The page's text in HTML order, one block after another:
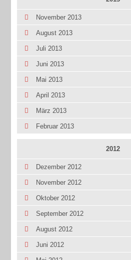
November 2013
August 2013
Juli 2013
Juni 2013
Mai 2013
April 2013
März 2013
Februar 2013
2012
Dezember 2012
November 2012
Oktober 2012
September 2012
August 2012
Juni 2012